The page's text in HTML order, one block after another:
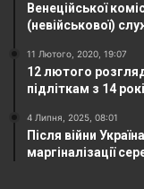
Венеційської
(невійськової)
11 Лютого, 2020, 19:07
12 лютого
підліткам з 14
4 Липня, 2025, 08:01
Після війни
маргіналізації